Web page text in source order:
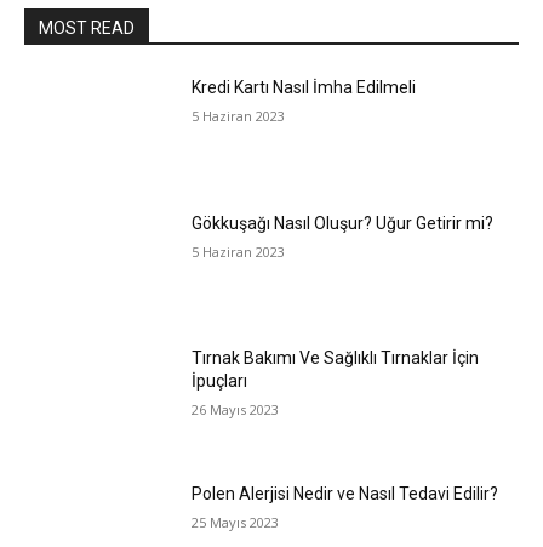
MOST READ
Kredi Kartı Nasıl İmha Edilmeli
5 Haziran 2023
Gökkuşağı Nasıl Oluşur? Uğur Getirir mi?
5 Haziran 2023
Tırnak Bakımı Ve Sağlıklı Tırnaklar İçin
İpuçları
26 Mayıs 2023
Polen Alerjisi Nedir ve Nasıl Tedavi Edilir?
25 Mayıs 2023